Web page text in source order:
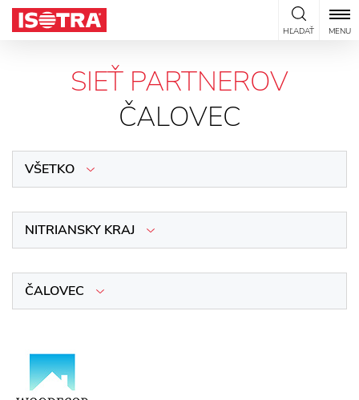
Preskočiť na obsah
HĽADAŤ MENU
SIEŤ PARTNEROV
ČALOVEC
VŠETKO
NITRIANSKY KRAJ
ČALOVEC